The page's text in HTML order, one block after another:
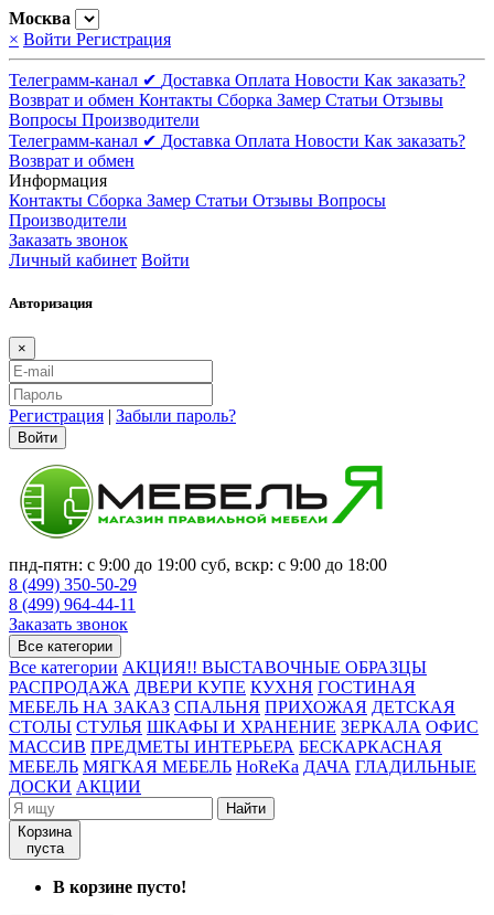
Москва
× Войти Регистрация
Телеграмм-канал ✔ Доставка Оплата Новости Как заказать?
Возврат и обмен Контакты Сборка Замер Статьи Отзывы
Вопросы Производители
Телеграмм-канал ✔ Доставка Оплата Новости Как заказать?
Возврат и обмен
Информация
Контакты Сборка Замер Статьи Отзывы Вопросы
Производители
Заказать звонок
Личный кабинет Войти
Авторизация
×
Регистрация | Забыли пароль?
Войти
пнд-пятн: с 9:00 до 19:00 суб, вскр: с 9:00 до 18:00
8 (499) 350-50-29
8 (499) 964-44-11
Заказать звонок
Все категории
Все категории АКЦИЯ!! ВЫСТАВОЧНЫЕ ОБРАЗЦЫ
РАСПРОДАЖА ДВЕРИ КУПЕ КУХНЯ ГОСТИНАЯ
МЕБЕЛЬ НА ЗАКАЗ СПАЛЬНЯ ПРИХОЖАЯ ДЕТСКАЯ
СТОЛЫ СТУЛЬЯ ШКАФЫ И ХРАНЕНИЕ ЗЕРКАЛА ОФИС
МАССИВ ПРЕДМЕТЫ ИНТЕРЬЕРА БЕСКАРКАСНАЯ
МЕБЕЛЬ МЯГКАЯ МЕБЕЛЬ HoReKa ДАЧА ГЛАДИЛЬНЫЕ
ДОСКИ АКЦИИ
Найти
Корзина
пуста
В корзине пусто!